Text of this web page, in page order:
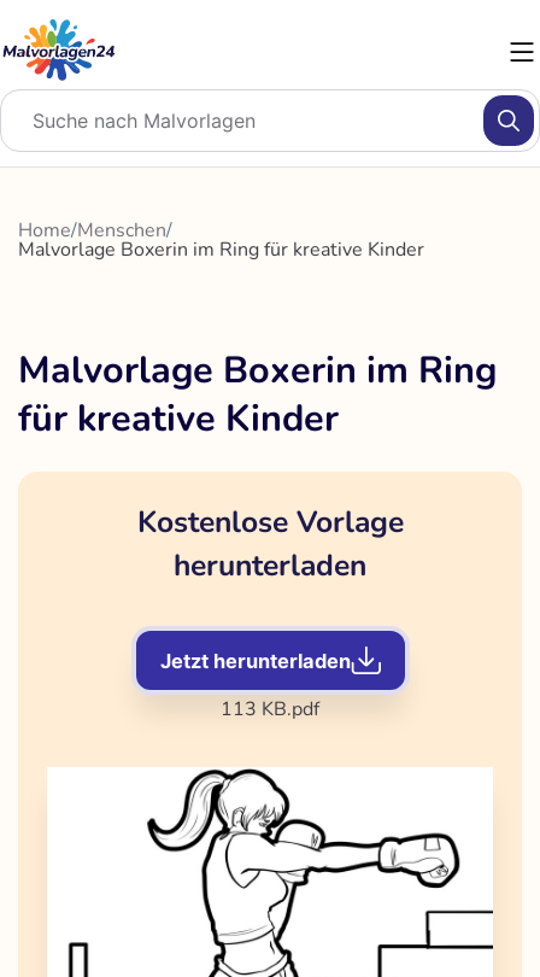
Inhalt
springen
Home/Menschen/
Malvorlage Boxerin im Ring für kreative Kinder
Malvorlage Boxerin im Ring
für kreative Kinder
Kostenlose Vorlage
herunterladen
Jetzt herunterladen
113 KB.pdf